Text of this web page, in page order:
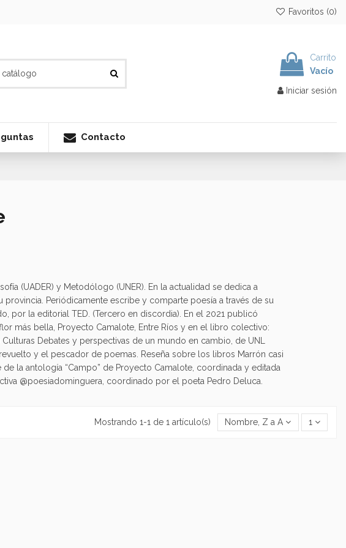
Favoritos (0)
Carrito
Vacío
Iniciar sesión
Contacto
(UADER) y Metodólogo (UNER). En la actualidad se dedica a
Periódicamente escribe y comparte poesía a través de su
por la editorial TED. (Tercero en discordia). En el 2021 publicó
más bella, Proyecto Camalote, Entre Ríos y en el libro colectivo:
Debates y perspectivas de un mundo en cambio, de UNL
y el pescador de poemas. Reseña sobre los libros Marrón casi
la antología “Campo” de Proyecto Camalote, coordinada y editada
@poesiadominguera, coordinado por el poeta Pedro Deluca.
Mostrando 1-1 de 1 artículo(s) Nombre, Z a A 1